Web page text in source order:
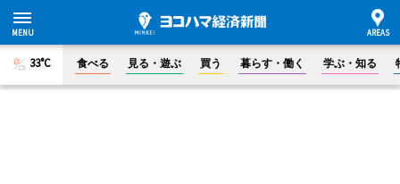
33°C 食べる 見る・遊ぶ 買う 暮らす・働く 学ぶ・知る